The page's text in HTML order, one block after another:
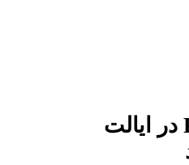
PDI/DreamWorks در ایالت